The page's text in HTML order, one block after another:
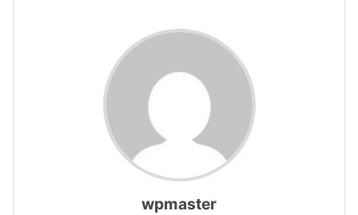
wpmaster